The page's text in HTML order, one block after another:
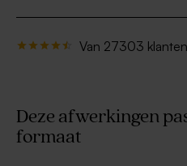
Van 27303
Deze afwerkingen
formaat